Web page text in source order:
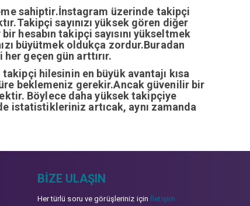
sahiptir.İnstagram üzerinde takipçi
sayınızı yüksek gören diğer
hesabın takipçi sayısını yükseltmek
büyütmek oldukça zordur.Buradan
geçen gün arttırır.
hilesinin en büyük avantajı kısa
beklemeniz gerekir.Ancak güvenilir bir
Böylece daha yüksek takipçiye
istatistikleriniz artıcak, aynı zamanda
BIZE ULAŞIN
Her türlü soru ve görüşleriniz için İletişim